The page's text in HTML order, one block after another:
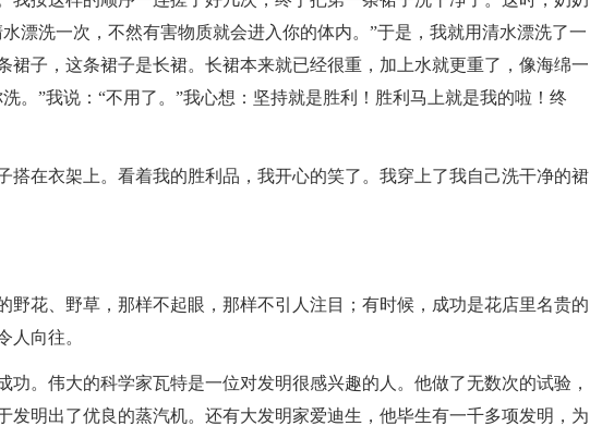
漂洗一次，不然有害物质就会进入你的体内。”于是，我就用清水漂洗了一
裙子，这条裙子是长裙。长裙本来就已经很重，加上水就更重了，像海绵一
。”我说：“不用了。”我心想：坚持就是胜利！胜利马上就是我的啦！终
搭在衣架上。看着我的胜利品，我开心的笑了。我穿上了我自己洗干净的裙
野花、野草，那样不起眼，那样不引人注目；有时候，成功是花店里名贵的
人向往。
功。伟大的科学家瓦特是一位对发明很感兴趣的人。他做了无数次的试验，
发明出了优良的蒸汽机。还有大发明家爱迪生，他毕生有一千多项发明，为